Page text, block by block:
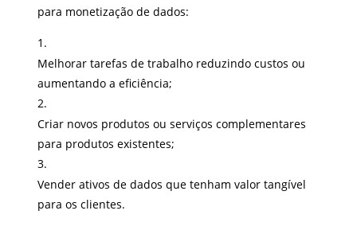
para monetização de dados:
Melhorar tarefas de trabalho reduzindo custos ou
aumentando a eficiência;
Criar novos produtos ou serviços complementares
para produtos existentes;
Vender ativos de dados que tenham valor tangível
para os clientes.